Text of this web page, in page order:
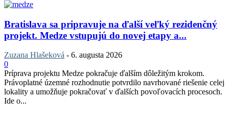
Bratislava sa pripravuje na ďalší veľký rezidenčný
projekt. Medze vstupujú do novej etapy a...
Zuzana Hlašeková - 6. augusta 2026
0
Príprava projektu Medze pokračuje ďalším dôležitým krokom.
Právoplatné územné rozhodnutie potvrdilo navrhované riešenie celej
lokality a umožňuje pokračovať v ďalších povoľovacích procesoch.
Ide o...